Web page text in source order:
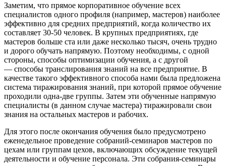
Заметим, что прямое корпоративное обучение всех
специалистов одного профиля (например, мастеров) наиболее
эффективно для средних предприятий, когда количество их
составляет 30-50 человек. В крупных предприятиях, где
мастеров больше ста или даже несколько тысяч, очень трудно
и дорого обучать напрямую. Поэтому необходимы, с одной
стороны, способы оптимизации обучения, а с другой
— способы транслирования знаний на все предприятие. В
качестве такого эффективного способа нами была предложена
система тиражирования знаний, при которой прямое обучение
проходили одна-две группы. Затем эти обученные напрямую
специалисты (в данном случае мастера) тиражировали свои
знания на остальных мастеров и рабочих.
Для этого после окончания обучения было предусмотрено
еженедельное проведение собраний-семинаров мастеров по
цехам или группам цехов, включающих обсуждение текущей
деятельности и обучение персонала. Эти собрания-семинары